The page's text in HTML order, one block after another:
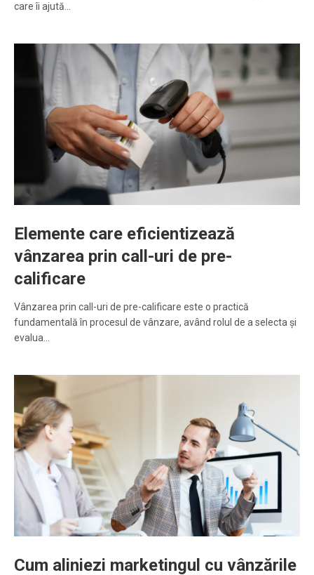
care îi ajută…
Elemente care eficientizează
vânzarea prin call-uri de pre-
calificare
Vânzarea prin call-uri de pre-calificare este o practică
fundamentală în procesul de vânzare, având rolul de a selecta și
evalua…
Cum aliniezi marketingul cu vânzările